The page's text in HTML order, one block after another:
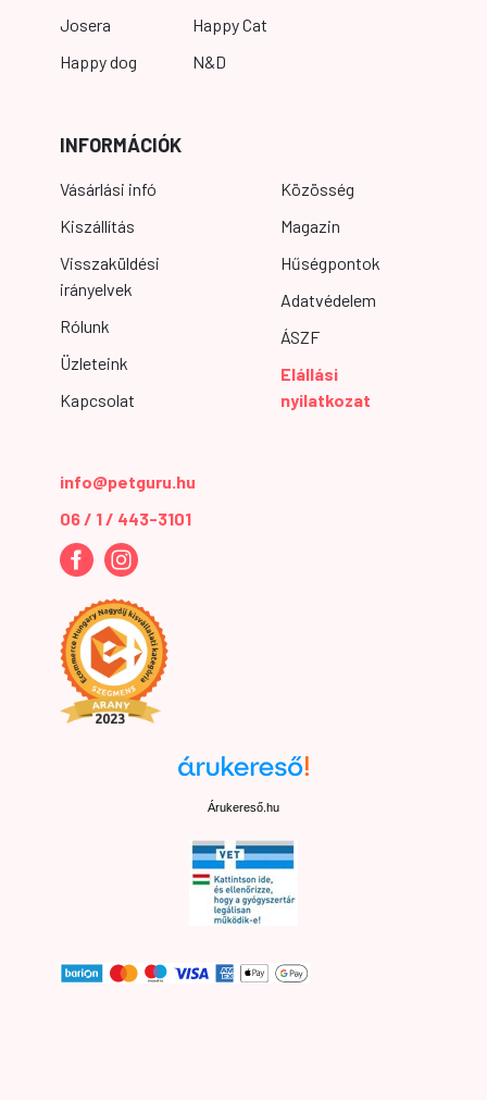
Josera
Happy dog
Happy Cat
N&D
INFORMÁCIÓK
Vásárlási infó
Kiszállítás
Visszaküldési
irányelvek
Rólunk
Üzleteink
Kapcsolat
Közösség
Magazin
Hűségpontok
Adatvédelem
ÁSZF
Elállási
nyilatkozat
info@petguru.hu
06 / 1 / 443-3101
Árukereső.hu